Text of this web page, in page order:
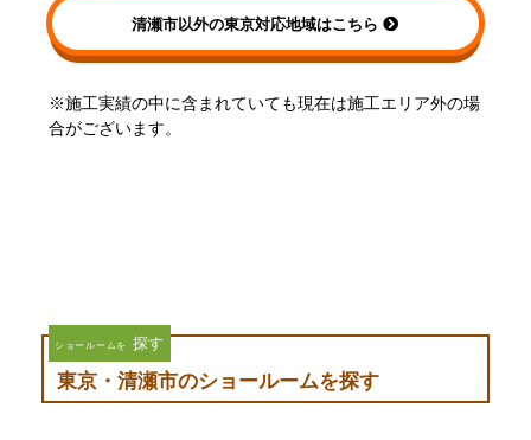
清瀬市以外の東京対応地域はこちら
※施工実績の中に含まれていても現在は施工エリア外の場
合がございます。
ショールームを 探す
東京・清瀬市のショールームを探す